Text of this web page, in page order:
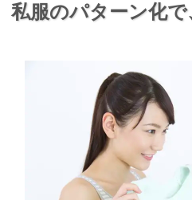
私服のパターン化で